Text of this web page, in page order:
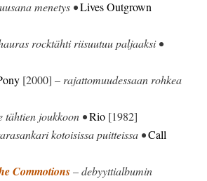
menetys •Lives Outgrown
rocktähti riisuutuu paljaaksi •
[2000] – rajattomuudessaan rohkea
tähtien joukkoon •Rio [1982]
kotoisissa puitteissa •Call
Commotions– debyyttialbumin